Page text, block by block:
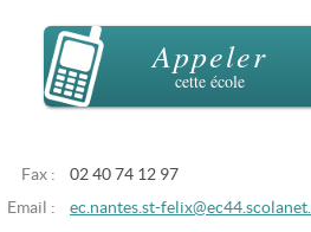
Appeler
cette école
Fax :
02 40 74 12 97
Email :
ec.nantes.st-